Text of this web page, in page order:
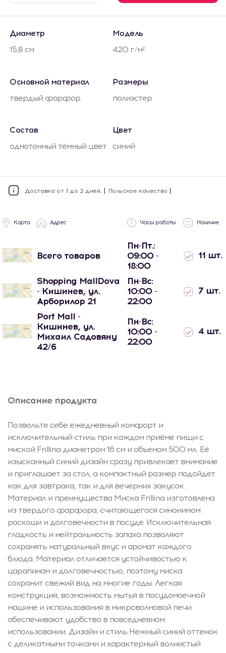
Диаметр
15,8 см
Модель
420 г/м²
Основной материал
твердый фарфор
Размеры
полиэстер
Состав
однотонный тёмный цвет
Цвет
синий
Доставка от 1 до 2 дней. Польское качество
Карта Адрес Часы работы Наличие
Всего товаров
Пн-Пт.:
09:00 -
18:00
11 шт.
Shopping MallDova
- Кишинев, ул.
Арборилор 21
Пн-Вс:
10:00 -
22:00
7 шт.
Port Mall -
Кишинев, ул.
Михаил Садовяну
42/6
Пн-Вс:
10:00 -
22:00
4 шт.
Описание продукта
Позвольте себе ежедневный комфорт и
исключительный стиль при каждом приёме пищи с
миской Frillina диаметром 16 см и объемом 500 мл. Её
изысканный синий дизайн сразу привлекает внимание
и приглашает за стол, а компактный размер подойдет
как для завтрака, так и для вечерних закусок.
Материал и преимущества Миска Frillina изготовлена
из твердого фарфора, считающегося синонимом
роскоши и долговечности в посуде. Исключительная
гладкость и нейтральность запаха позволяют
сохранять натуральный вкус и аромат каждого
блюда. Материал отличается устойчивостью к
царапинам и долговечностью, поэтому миска
сохранит свежий вид на многие годы. Легкая
конструкция, возможность мытья в посудомоечной
машине и использования в микроволновой печи
обеспечивают удобство в повседневном
использовании. Дизайн и стиль Нежный синий оттенок
с деликатными точками и характерный волнистый